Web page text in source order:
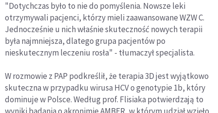
"Dotychczas było to nie do pomyślenia. Nowsze leki
otrzymywali pacjenci, którzy mieli zaawansowane WZW C.
Jednocześnie u nich właśnie skuteczność nowych terapii
była najmniejsza, dlatego grupa pacjentów po
nieskutecznym leczeniu rosła" - tłumaczył specjalista.
W rozmowie z PAP podkreślił, że terapia 3D jest wyjątkowo
skuteczna w przypadku wirusa HCV o genotypie 1b, który
dominuje w Polsce. Według prof. Flisiaka potwierdzają to